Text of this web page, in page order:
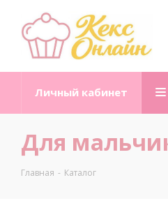
Личный кабинет
Для
Главная - Каталог